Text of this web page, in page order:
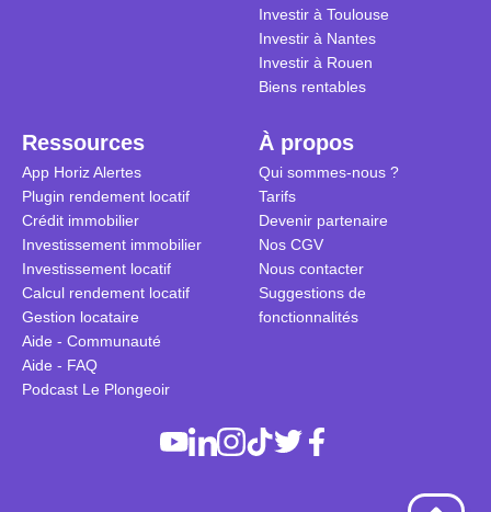
Investir à Toulouse
Investir à Nantes
Investir à Rouen
Biens rentables
Ressources
App Horiz Alertes
Plugin rendement locatif
Crédit immobilier
Investissement immobilier
Investissement locatif
Calcul rendement locatif
Gestion locataire
Aide - Communauté
Aide - FAQ
Podcast Le Plongeoir
À propos
Qui sommes-nous ?
Tarifs
Devenir partenaire
Nos CGV
Nous contacter
Suggestions de
fonctionnalités